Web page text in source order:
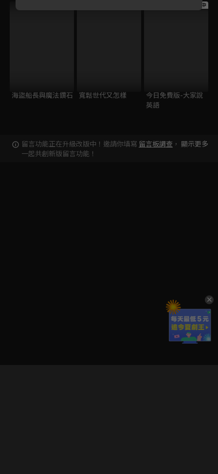
海盜船長與魔法鑽石 寬鬆世代又怎樣
跟播中
今日免費版-大家說
英語
留言功能正在升級改版中！邀請你填寫 留言板調查 ，
一起共創新版留言功能！
顯示更多